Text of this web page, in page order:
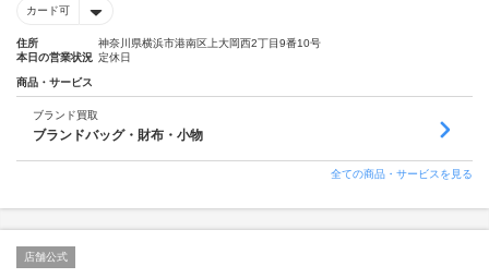
カード可
住所
神奈川県横浜市港南区上大岡西2丁目9番10号
本日の営業状況 定休日
商品・サービス
ブランド買取
ブランドバッグ・財布・小物
全ての商品・サービスを見る
店舗公式